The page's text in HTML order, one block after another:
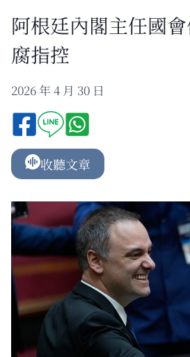
阿根廷內閣主任國
腐指控
2026 年 4 月 30 日
收聽文章